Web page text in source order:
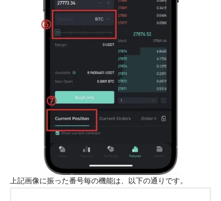
上記画像に振った番号毎の機能は、以下の通りです。